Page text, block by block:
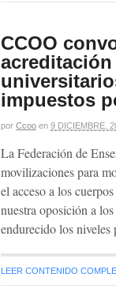
CCOO
impuestos
por Ccoo en 9 DICIEMBRE,
La Federación de
movilizaciones para
el acceso a los
nuestra oposición a
endurecido los
LEER CONTENIDO